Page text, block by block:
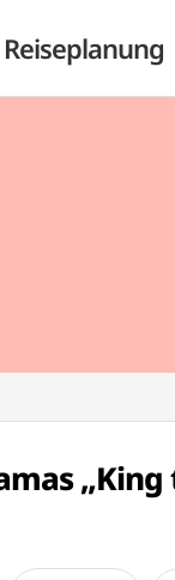
Reiseplanung